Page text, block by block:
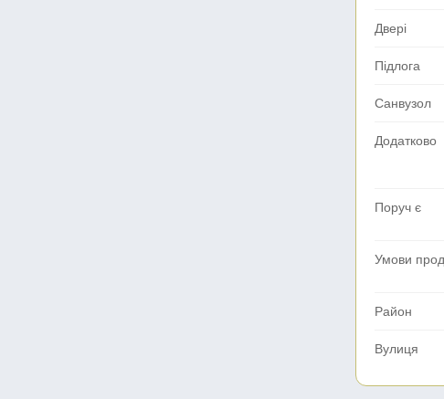
Двері
Підлога
Санвузол
Додатково
Поруч є
Умови
Район
Вулиця